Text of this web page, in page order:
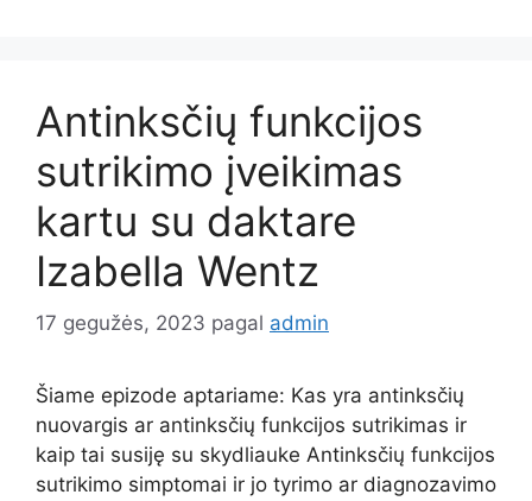
Antinksčių funkcijos
sutrikimo įveikimas
kartu su daktare
Izabella Wentz
17 gegužės, 2023 pagal admin
Šiame epizode aptariame: Kas yra antinksčių
nuovargis ar antinksčių funkcijos sutrikimas ir
kaip tai susiję su skydliauke Antinksčių funkcijos
sutrikimo simptomai ir jo tyrimo ar diagnozavimo